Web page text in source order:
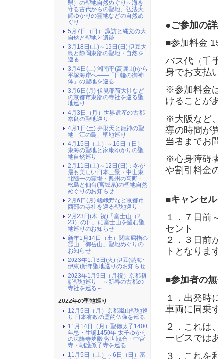
●ご参加の
■参加料金
バス代（千
身でお支払
※参加料金
けることが
※大阪など
導の時間が
当者までお
※心身障碍
や割引料金
■キャンセ
１．７日前
セント
２．３日前
トとなりま
■参加者の
１．出発時
車両に同乗
２．これは
ービスでは
３．これを
県）の聖地自然めぐり～海を
守る古代からの聖地、弘法大
師ゆかりの霊地などの自然め
ぐり
5月7日（日） 諏訪と縄文の大
自然と聖地と遺跡
3月18日(土)～19日(日) 伊豆大
島と静岡東部の聖地・自然を
巡る
3月4日(土) 湘南平(高麗山)から
平塚海岸へ――「日輪の御神
体」の聖地を巡る
3月6日(月) 伏見稲荷大社など
の京都市東部の寺社を巡る聖
地巡り
4月3日（月）世界遺産の古都
奈良の聖地巡り
4月1日(土) 弁財天と龍神の聖
地「江の島」聖地巡り
4月15日（土）～16日（日）
東海の聖地と家康ゆかりの聖
地自然巡り
2月11日(土)～12日(日)：冬が
最も美しい日本三景・中世東
北随一の霊場・奥州の高野：
松島と仙台(宮城県)の聖地自然
めぐりのお知らせ
2月6日(月) 嵯峨野など京都市
西部の寺社を巡る聖地巡り
2月23日(木･祝)「富士山（2･
23）の日」に富士山を望む聖
地巡りのお知らせ
新年1月14日（土）関東屈指の
霊山「御岳山」聖地めぐりの
お知らせ
2023年1月3日(火) 伊豆(熱海･
伊東)新年聖地巡りのお知らせ
2023年1月9日（月祝）京都初
詣聖地巡り ～新春の古都の
寺社を巡る～
2022年の聖地巡り
12月5日（月）京都嵐山聖地巡
り 日本有数の霊的仏像を巡る
11月14日（月）聖徳太子1400
年忌・生誕1450年 太子ゆかり
の法隆寺夢殿 救世観音・中宮
寺・朝護孫子寺を巡る
11月5日（土）～6日（日）富